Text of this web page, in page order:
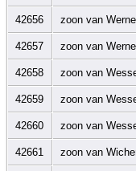
42656 zoon van
42657 zoon van
42658 zoon van
42659 zoon van
42660 zoon van
42661 zoon van